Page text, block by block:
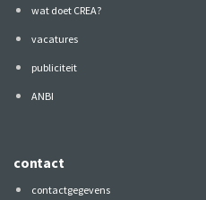
wat doet CREA?
vacatures
publiciteit
ANBI
contact
contactgegevens